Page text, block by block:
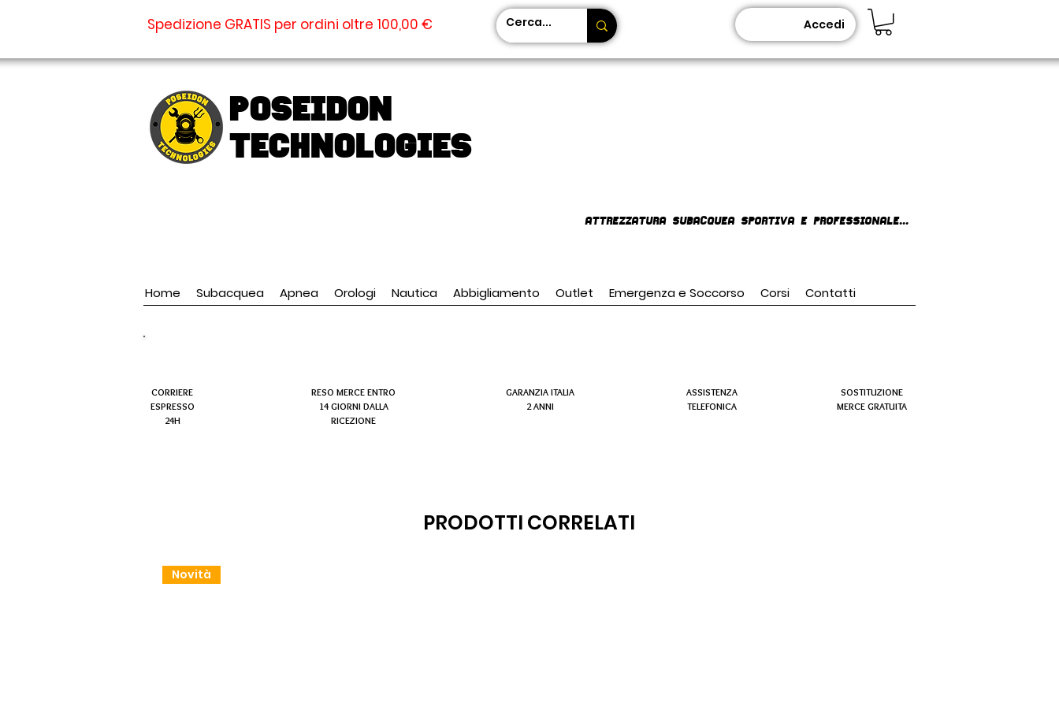
Spedizione GRATIS per ordini oltre 100,00 € Accedi
Poseidon
TECHNOLOGIES
AttrezzaturA subacqueA SPORTIVA E PROFESSIONALE...
Home Subacquea Apnea Orologi Nautica Abbigliamento Outlet Emergenza e Soccorso Corsi Contatti
CORRIERE
ESPRESSO
24H
RESO MERCE ENTRO
14 GIORNI DALLA
RICEZIONE
GARANZIA ITALIA
2 ANNI
ASSISTENZA
TELEFONICA
SOSTITUZIONE
MERCE GRATUITA
PRODOTTI CORRELATI
Novità